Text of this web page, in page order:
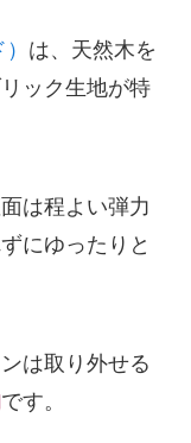
は、天然木を
ック生地が特
は程よい弾力
にゆったりと
は取り外せる
です。